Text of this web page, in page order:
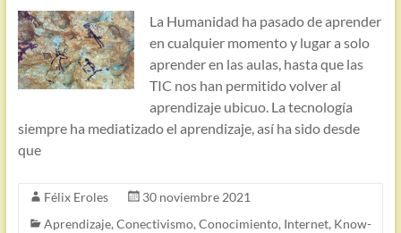
La Humanidad ha pasado de aprender
en cualquier momento y lugar a solo
aprender en las aulas, hasta que las
TIC nos han permitido volver al
aprendizaje ubicuo. La tecnología
siempre ha mediatizado el aprendizaje, así ha sido desde
que
Félix Eroles
30 noviembre 2021
Aprendizaje, Conectivismo, Conocimiento, Internet, Know-